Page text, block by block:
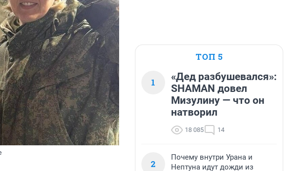
ТОП 5
1
«Дед разбушевался»:
SHAMAN довел
Мизулину — что он
натворил
18 085 14
2
Почему внутри Урана и
Нептуна идут дожди из